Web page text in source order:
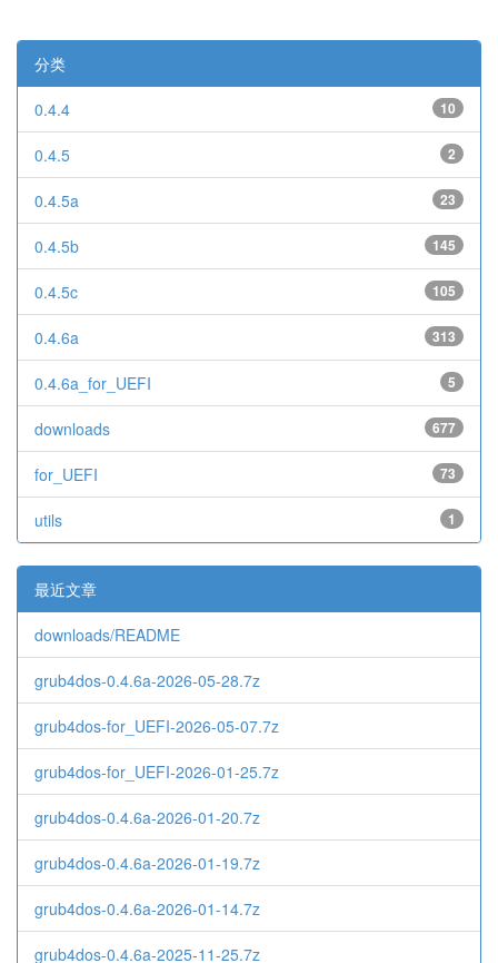
分类
10
0.4.4
2
0.4.5
23
0.4.5a
145
0.4.5b
105
0.4.5c
313
0.4.6a
5
0.4.6a_for_UEFI
677
downloads
73
for_UEFI
1
utils
最近文章
downloads/README
grub4dos-0.4.6a-2026-05-28.7z
grub4dos-for_UEFI-2026-05-07.7z
grub4dos-for_UEFI-2026-01-25.7z
grub4dos-0.4.6a-2026-01-20.7z
grub4dos-0.4.6a-2026-01-19.7z
grub4dos-0.4.6a-2026-01-14.7z
grub4dos-0.4.6a-2025-11-25.7z